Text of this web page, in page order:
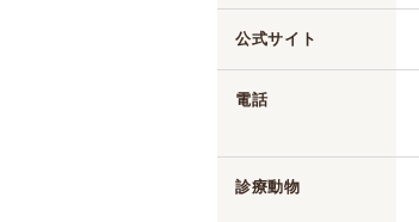
公式サイト
電話
診療動物